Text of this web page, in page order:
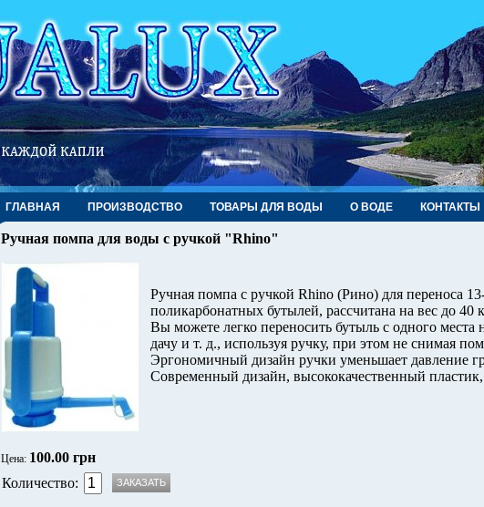
ГЛАВНАЯ ПРОИЗВОДСТВО ТОВАРЫ ДЛЯ ВОДЫ О ВОДЕ КОНТАКТЫ
Ручная помпа для воды с ручкой "Rhino"
Ручная помпа с ручкой Rhino (Рино) для переноса
поликарбонатных бутылей, рассчитана на вес до 40
Вы можете легко переносить бутыль с одного места
дачу и т. д., используя ручку, при этом не снимая
Эргономичный дизайн ручки уменьшает давление
Современный дизайн, высококачественный
Цена: 100.00 грн
Количество: